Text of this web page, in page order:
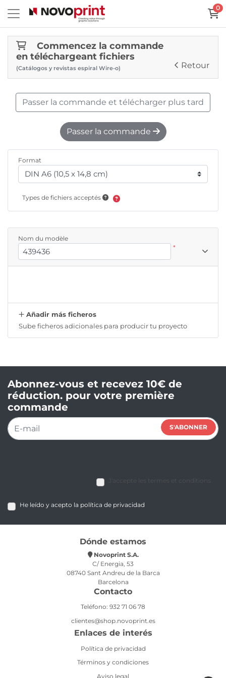
0
Commencez la commande
en téléchargeant fichiers
(Catálogos y revistas espiral Wire-o) Retour
Passer la commande et télécharger plus tard
Passer la commande
Format
Types de fichiers acceptés
Nom du modèle
*
Añadir más ficheros
Sube ficheros adicionales para producir tu proyecto
Abonnez-vous et recevez 10€ de
réduction. pour votre première
commande
S'ABONNER
J'accepte les termes et conditions
He leído y acepto la política de privacidad
Dónde estamos
Novoprint S.A.
C/ Energia, 53
08740 Sant Andreu de la Barca
Barcelona
Contacto
Teléfono: 932 71 06 78
clientes@shop.novoprint.es
Enlaces de interés
Política de privacidad
Términos y condiciones
Aviso legal